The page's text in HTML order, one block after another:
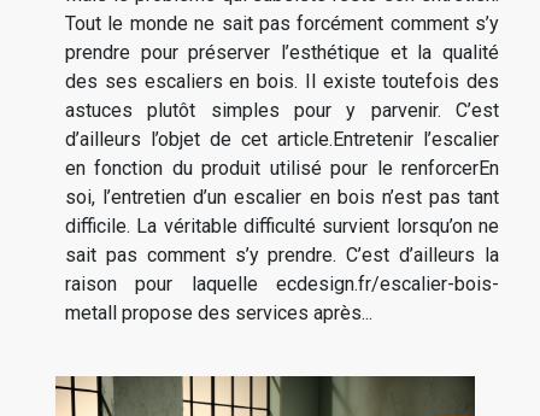
Tout le monde ne sait pas forcément comment s’y
prendre pour préserver l’esthétique et la qualité
des ses escaliers en bois. Il existe toutefois des
astuces plutôt simples pour y parvenir. C’est
d’ailleurs l’objet de cet article.Entretenir l’escalier
en fonction du produit utilisé pour le renforcerEn
soi, l’entretien d’un escalier en bois n’est pas tant
difficile. La véritable difficulté survient lorsqu’on ne
sait pas comment s’y prendre. C’est d’ailleurs la
raison pour laquelle ecdesign.fr/escalier-bois-
metall propose des services après...